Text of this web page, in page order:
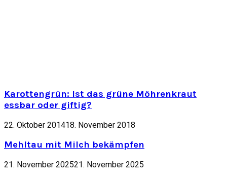
Karottengrün: Ist das grüne Möhrenkraut
essbar oder giftig?
22. Oktober 201418. November 2018
Mehltau mit Milch bekämpfen
21. November 202521. November 2025